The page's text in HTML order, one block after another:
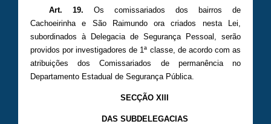
Art. 19. Os comissariados dos bairros de
Cachoeirinha e São Raimundo ora criados nesta Lei,
subordinados à Delegacia de Segurança Pessoal, serão
providos por investigadores de 1ª classe, de acordo com as
atribuições dos Comissariados de permanência no
Departamento Estadual de Segurança Pública.
SECÇÃO XIII
DAS SUBDELEGACIAS